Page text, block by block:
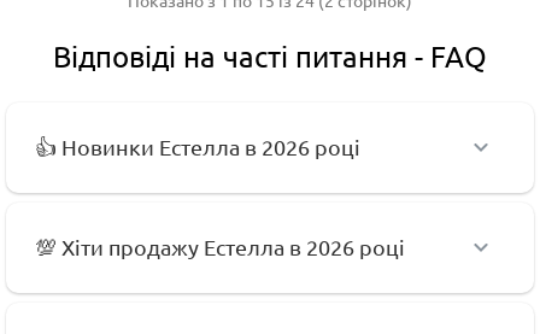
Відповіді на часті питання - FAQ
👍 Новинки Естелла в 2026 році
💯 Хіти продажу Естелла в 2026 році